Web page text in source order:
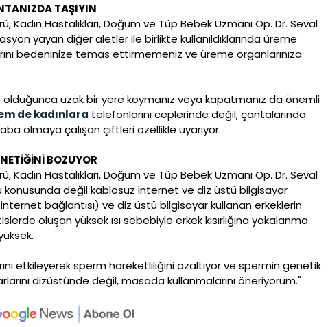
TAŞIYIN
Kadın Hastalıkları, Doğum ve Tüp Bebek Uzmanı Op. Dr. Seval
yayan diğer aletler ile birlikte kullanıldıklarında üreme
bedeninize temas ettirmemeniz ve üreme organlarınıza
olduğunca uzak bir yere koymanız veya kapatmanız da önemli
de kadınlara telefonlarını ceplerinde değil, çantalarında
olmaya çalışan çiftleri özellikle uyarıyor.
BOZUYOR
Kadın Hastalıkları, Doğum ve Tüp Bebek Uzmanı Op. Dr. Seval
değil kablosuz internet ve diz üstü bilgisayar
bağlantısı) ve diz üstü bilgisayar kullanan erkeklerin
oluşan yüksek ısı sebebiyle erkek kısırlığına yakalanma
etkileyerek sperm hareketliliğini azaltıyor ve spermin genetik
dizüstünde değil, masada kullanmalarını öneriyorum."